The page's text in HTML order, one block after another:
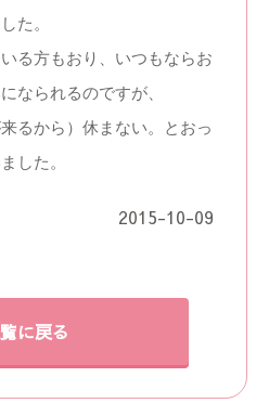
た。
る方もおり、いつもならお
なられるのですが、
るから）休まない。とおっ
した。
2015-10-09
に戻る